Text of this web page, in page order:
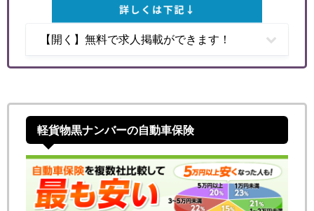
【開く】無料で求人掲載ができます！
軽貨物黒ナンバーの自動車保険